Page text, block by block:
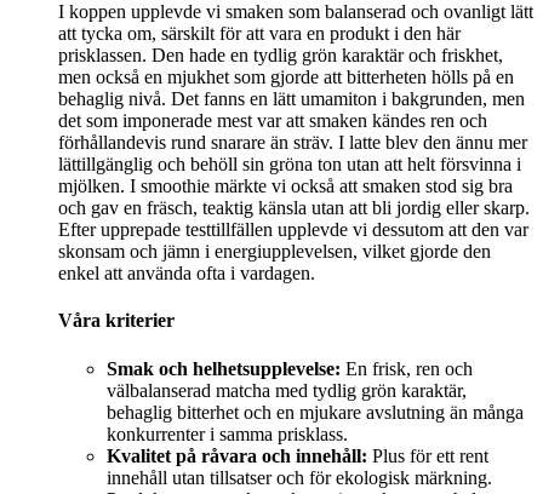
I koppen upplevde vi smaken som balanserad och ovanligt lätt
att tycka om, särskilt för att vara en produkt i den här
prisklassen. Den hade en tydlig grön karaktär och friskhet,
men också en mjukhet som gjorde att bitterheten hölls på en
behaglig nivå. Det fanns en lätt umamiton i bakgrunden, men
det som imponerade mest var att smaken kändes ren och
förhållandevis rund snarare än sträv. I latte blev den ännu mer
lättillgänglig och behöll sin gröna ton utan att helt försvinna i
mjölken. I smoothie märkte vi också att smaken stod sig bra
och gav en fräsch, teaktig känsla utan att bli jordig eller skarp.
Efter upprepade testtillfällen upplevde vi dessutom att den var
skonsam och jämn i energiupplevelsen, vilket gjorde den
enkel att använda ofta i vardagen.
Våra kriterier
Smak och helhetsupplevelse: En frisk, ren och
välbalanserad matcha med tydlig grön karaktär,
behaglig bitterhet och en mjukare avslutning än många
konkurrenter i samma prisklass.
Kvalitet på råvara och innehåll: Plus för ett rent
innehåll utan tillsatser och för ekologisk märkning.